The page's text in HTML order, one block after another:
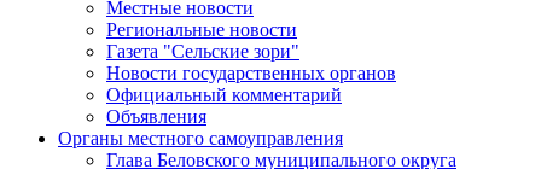
Местные новости
Региональные новости
Газета "Сельские зори"
Новости государственных органов
Официальный комментарий
Объявления
Органы местного самоуправления
Глава Беловского муниципального округа